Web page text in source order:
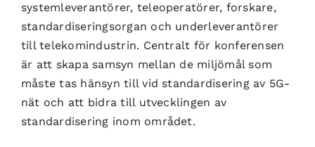
systemleverantörer, teleoperatörer, forskare,
standardiseringsorgan och underleverantörer
till telekomindustrin. Centralt för konferensen
är att skapa samsyn mellan de miljömål som
måste tas hänsyn till vid standardisering av 5G-
nät och att bidra till utvecklingen av
standardisering inom området.